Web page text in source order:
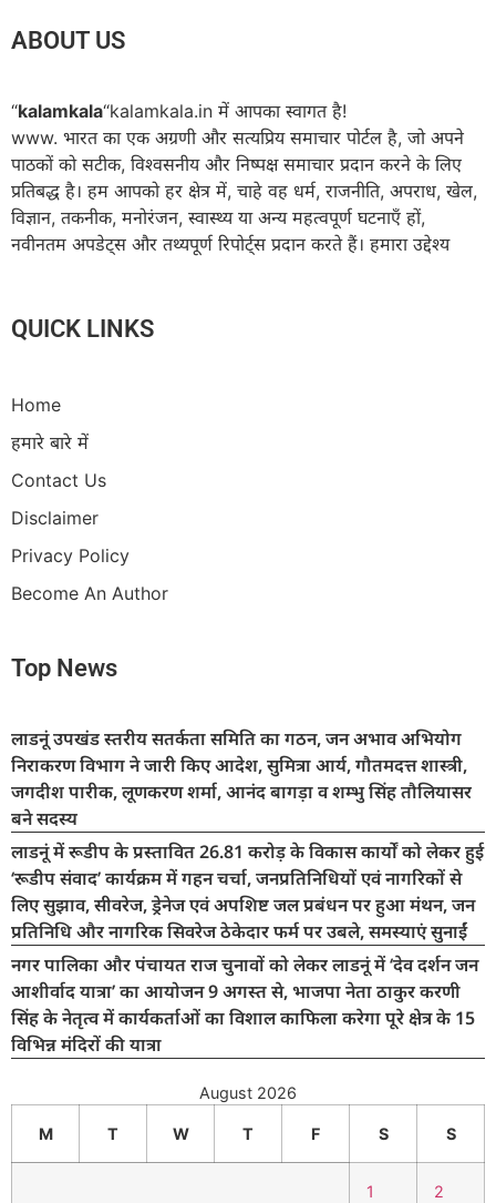
ABOUT US
“kalamkala“kalamkala.in में आपका स्वागत है!
www. भारत का एक अग्रणी और सत्यप्रिय समाचार पोर्टल है, जो अपने
पाठकों को सटीक, विश्वसनीय और निष्पक्ष समाचार प्रदान करने के लिए
प्रतिबद्ध है। हम आपको हर क्षेत्र में, चाहे वह धर्म, राजनीति, अपराध, खेल,
विज्ञान, तकनीक, मनोरंजन, स्वास्थ्य या अन्य महत्वपूर्ण घटनाएँ हों,
नवीनतम अपडेट्स और तथ्यपूर्ण रिपोर्ट्स प्रदान करते हैं। हमारा उद्देश्य
QUICK LINKS
Home
हमारे बारे में
Contact Us
Disclaimer
Privacy Policy
Become An Author
Top News
लाडनूं उपखंड स्तरीय सतर्कता समिति का गठन, जन अभाव अभियोग
निराकरण विभाग ने जारी किए आदेश, सुमित्रा आर्य, गौतमदत्त शास्त्री,
जगदीश पारीक, लूणकरण शर्मा, आनंद बागड़ा व शम्भु सिंह तौलियासर
बने सदस्य
लाडनूं में रूडीप के प्रस्तावित 26.81 करोड़ के विकास कार्यों को लेकर हुई
‘रूडीप संवाद’ कार्यक्रम में गहन चर्चा, जनप्रतिनिधियों एवं नागरिकों से
लिए सुझाव, सीवरेज, ड्रेनेज एवं अपशिष्ट जल प्रबंधन पर हुआ मंथन, जन
प्रतिनिधि और नागरिक सिवरेज ठेकेदार फर्म पर उबले, समस्याएं सुनाईं
नगर पालिका और पंचायत राज चुनावों को लेकर लाडनूं में ‘देव दर्शन जन
आशीर्वाद यात्रा’ का आयोजन 9 अगस्त से, भाजपा नेता ठाकुर करणी
सिंह के नेतृत्व में कार्यकर्ताओं का विशाल काफिला करेगा पूरे क्षेत्र के 15
विभिन्न मंदिरों की यात्रा
August 2026
M T W T F S S
1 2